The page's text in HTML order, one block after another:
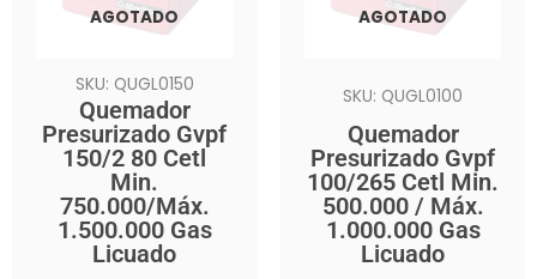
AGOTADO
SKU: QUGL0150
Quemador
Presurizado Gvpf
150/2 80 Cetl
Min.
750.000/Máx.
1.500.000 Gas
Licuado
AGOTADO
SKU: QUGL0100
Quemador
Presurizado Gvpf
100/265 Cetl Min.
500.000 / Máx.
1.000.000 Gas
Licuado